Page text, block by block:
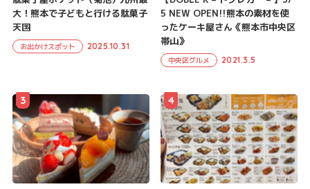
大！熊本で子どもと行ける駄菓子
天国
お出かけスポット 2025.10.31
5 NEW OPEN!!熊本の素材を使
ったケーキ屋さん《熊本市中央区
帯山》
中央区グルメ 2021.3.5
3 4